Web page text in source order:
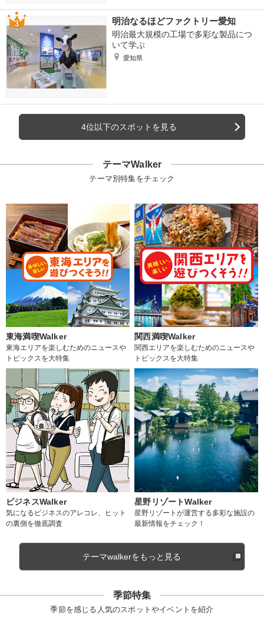
明治なるほどファクトリー愛知
明治最大規模の工場で多彩な製品につ
いて学ぶ
愛知県
4位以下のスポットを見る
テーマWalker
テーマ別特集をチェック
東海満喫Walker
東海エリアを楽しむためのニュースや
トピックスを大特集
関西満喫Walker
関西エリアを楽しむためのニュースや
トピックスを大特集
ビジネスWalker
気になるビジネスのアレコレ、ヒット
の裏側を徹底調査
星野リゾートWalker
星野リゾートが運営する多彩な施設の
最新情報をチェック！
テーマwalkerをもっと見る
季節特集
季節を感じる人気のスポットやイベントを紹介